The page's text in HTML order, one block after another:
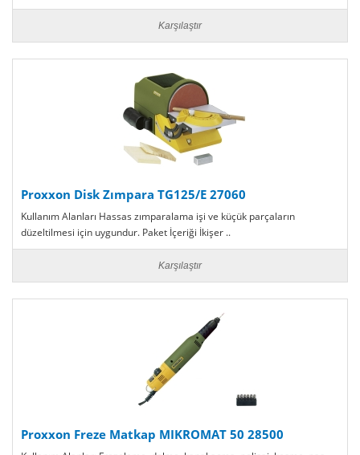
Karşılaştır
Proxxon Disk Zımpara TG125/E 27060
Kullanım Alanları Hassas zımparalama işi ve küçük parçaların
düzeltilmesi için uygundur. Paket İçeriği İkişer ..
Karşılaştır
Proxxon Freze Matkap MIKROMAT 50 28500